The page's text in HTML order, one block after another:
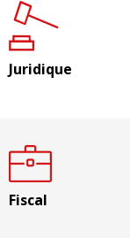
Juridique
Fiscal